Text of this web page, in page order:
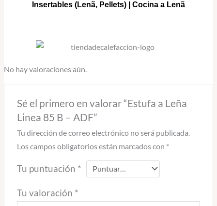
Insertables (Lenã, Pellets) | Cocina a Lenã
No hay valoraciones aún.
Sé el primero en valorar “Estufa a Leña
Linea 85 B – ADF”
Tu dirección de correo electrónico no será publicada.
Los campos obligatorios están marcados con *
Tu puntuación *
Tu valoración *